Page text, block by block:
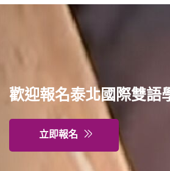
歡迎報名泰北國際雙語
立即報名